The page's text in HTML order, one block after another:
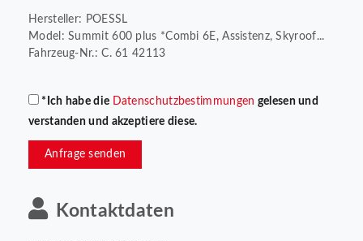
Hersteller: POESSL
Model: Summit 600 plus *Combi 6E, Assistenz, Skyroof...
Fahrzeug-Nr.: C. 61 42113
*Ich habe die Datenschutzbestimmungen gelesen und
verstanden und akzeptiere diese.
Anfrage senden
Kontaktdaten